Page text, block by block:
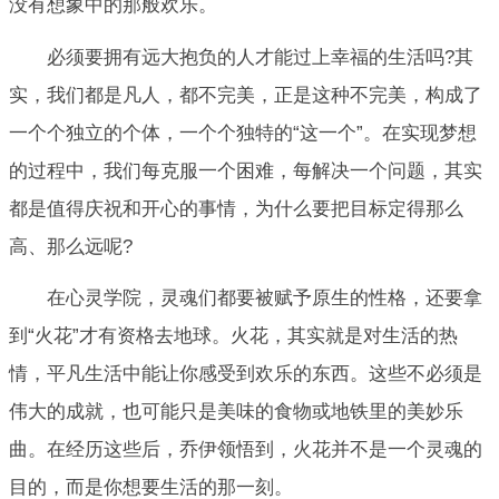
没有想象中的那般欢乐。
必须要拥有远大抱负的人才能过上幸福的生活吗?其
实，我们都是凡人，都不完美，正是这种不完美，构成了
一个个独立的个体，一个个独特的“这一个”。在实现梦想
的过程中，我们每克服一个困难，每解决一个问题，其实
都是值得庆祝和开心的事情，为什么要把目标定得那么
高、那么远呢?
在心灵学院，灵魂们都要被赋予原生的性格，还要拿
到“火花”才有资格去地球。火花，其实就是对生活的热
情，平凡生活中能让你感受到欢乐的东西。这些不必须是
伟大的成就，也可能只是美味的食物或地铁里的美妙乐
曲。在经历这些后，乔伊领悟到，火花并不是一个灵魂的
目的，而是你想要生活的那一刻。